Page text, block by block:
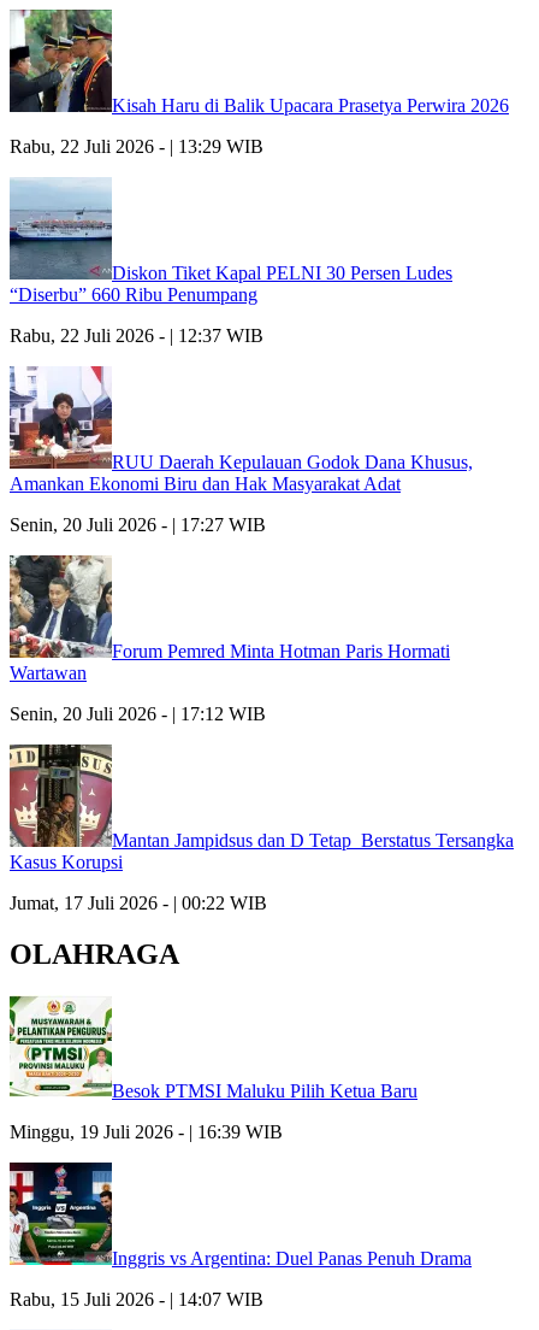
Kisah Haru di Balik Upacara Prasetya Perwira 2026
Rabu, 22 Juli 2026 - | 13:29 WIB
Diskon Tiket Kapal PELNI 30 Persen Ludes
“Diserbu” 660 Ribu Penumpang
Rabu, 22 Juli 2026 - | 12:37 WIB
RUU Daerah Kepulauan Godok Dana Khusus,
Amankan Ekonomi Biru dan Hak Masyarakat Adat
Senin, 20 Juli 2026 - | 17:27 WIB
Forum Pemred Minta Hotman Paris Hormati
Wartawan
Senin, 20 Juli 2026 - | 17:12 WIB
Mantan Jampidsus dan D Tetap Berstatus Tersangka
Kasus Korupsi
Jumat, 17 Juli 2026 - | 00:22 WIB
OLAHRAGA
Besok PTMSI Maluku Pilih Ketua Baru
Minggu, 19 Juli 2026 - | 16:39 WIB
Inggris vs Argentina: Duel Panas Penuh Drama
Rabu, 15 Juli 2026 - | 14:07 WIB